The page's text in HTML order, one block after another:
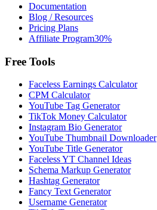
Documentation
Blog / Resources
Pricing Plans
Affiliate Program30%
Free Tools
Faceless Earnings Calculator
CPM Calculator
YouTube Tag Generator
TikTok Money Calculator
Instagram Bio Generator
YouTube Thumbnail Downloader
YouTube Title Generator
Faceless YT Channel Ideas
Schema Markup Generator
Hashtag Generator
Fancy Text Generator
Username Generator